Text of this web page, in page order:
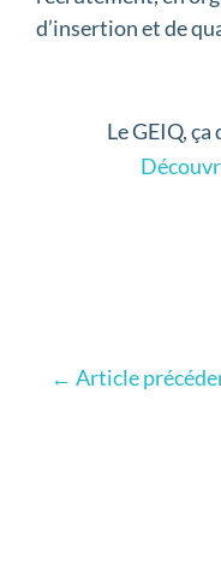
d’insertion et de
Le GEIQ,
← Article